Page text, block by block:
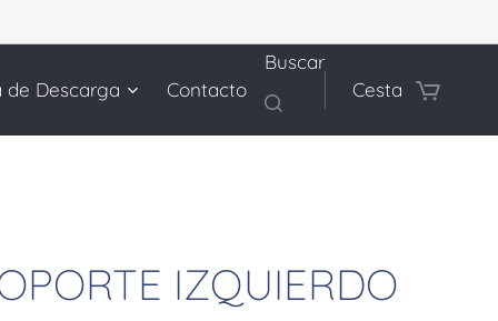
de Descarga Contacto
Buscar
Cesta
IZQUIERDO